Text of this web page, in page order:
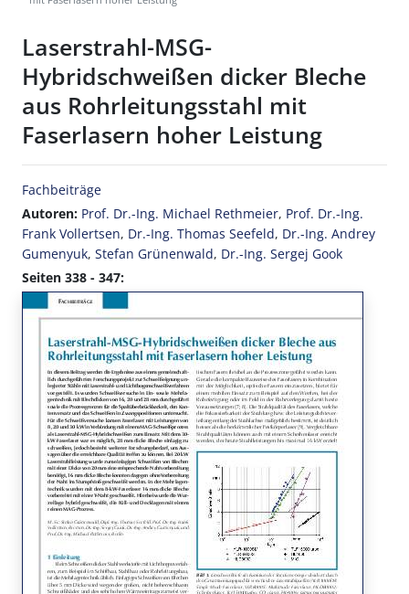
Laserstrahl-MSG-
Hybridschweißen dicker Bleche
aus Rohrleitungsstahl mit
Faserlasern hoher Leistung
Fachbeiträge
Autoren: Prof. Dr.-Ing. Michael Rethmeier, Prof. Dr.-Ing.
Frank Vollertsen, Dr.-Ing. Thomas Seefeld, Dr.-Ing. Andrey
Gumenyuk, Stefan Grünenwald, Dr.-Ing. Sergej Gook
Seiten 338 - 347: